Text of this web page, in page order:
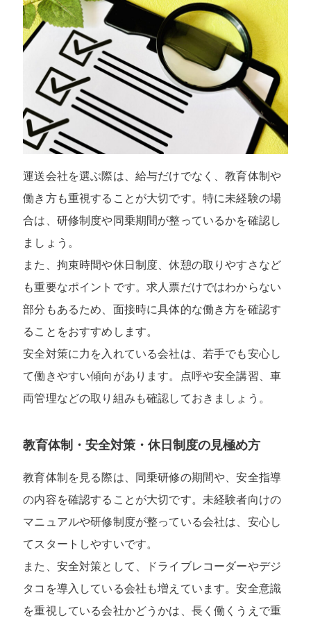
運送会社を選ぶ際は、給与だけでなく、教育体制や
働き方も重視することが大切です。特に未経験の場
合は、研修制度や同乗期間が整っているかを確認し
ましょう。
また、拘束時間や休日制度、休憩の取りやすさなど
も重要なポイントです。求人票だけではわからない
部分もあるため、面接時に具体的な働き方を確認す
ることをおすすめします。
安全対策に力を入れている会社は、若手でも安心し
て働きやすい傾向があります。点呼や安全講習、車
両管理などの取り組みも確認しておきましょう。
教育体制・安全対策・休日制度の見極め方
教育体制を見る際は、同乗研修の期間や、安全指導
の内容を確認することが大切です。未経験者向けの
マニュアルや研修制度が整っている会社は、安心し
てスタートしやすいです。
また、安全対策として、ドライブレコーダーやデジ
タコを導入している会社も増えています。安全意識
を重視している会社かどうかは、長く働くうえで重